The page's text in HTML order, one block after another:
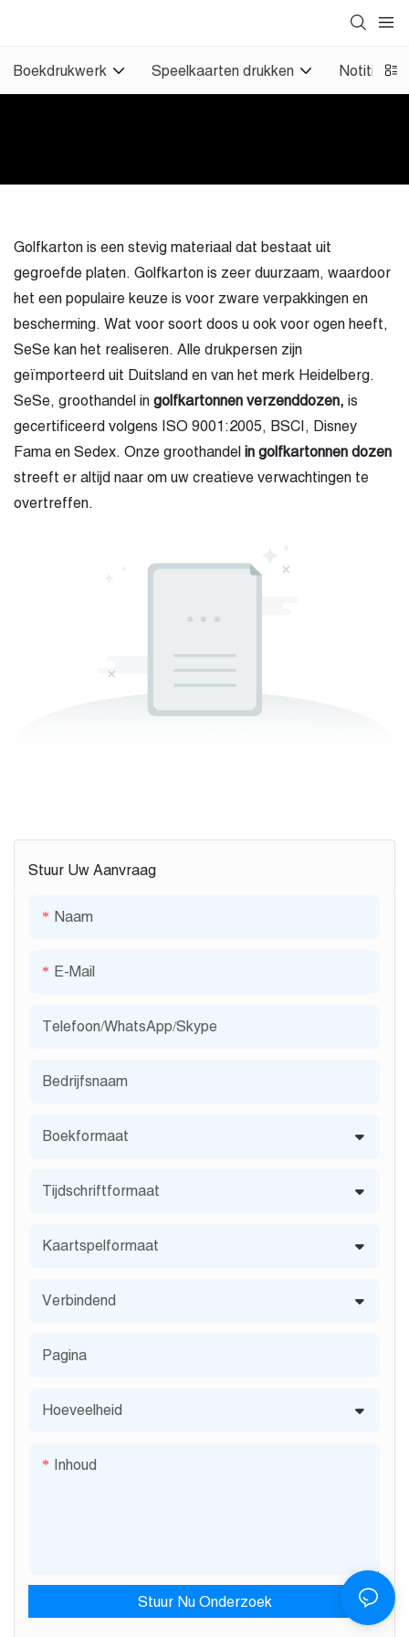
Boekdrukwerk Speelkaarten drukken
Stuur Uw Aanvraag
Naam
E-Mail
Telefoon/WhatsApp/Skype
Bedrijfsnaam
Boekformaat
Tijdschriftformaat
Kaartspelformaat
Verbindend
Pagina
Hoeveelheid
Inhoud
Stuur Nu Onderzoek
Golfkarton is een stevig materiaal dat bestaat uit
gegroefde platen. Golfkarton is zeer duurzaam, waardoor
het een populaire keuze is voor zware verpakkingen en
bescherming. Wat voor soort doos u ook voor ogen heeft,
SeSe kan het realiseren. Alle drukpersen zijn
geïmporteerd uit Duitsland en van het merk Heidelberg.
SeSe, groothandel in golfkartonnen verzenddozen, is
gecertificeerd volgens ISO 9001:2005, BSCI, Disney
Fama en Sedex. Onze groothandel in golfkartonnen dozen
streeft er altijd naar om uw creatieve verwachtingen te
overtreffen.